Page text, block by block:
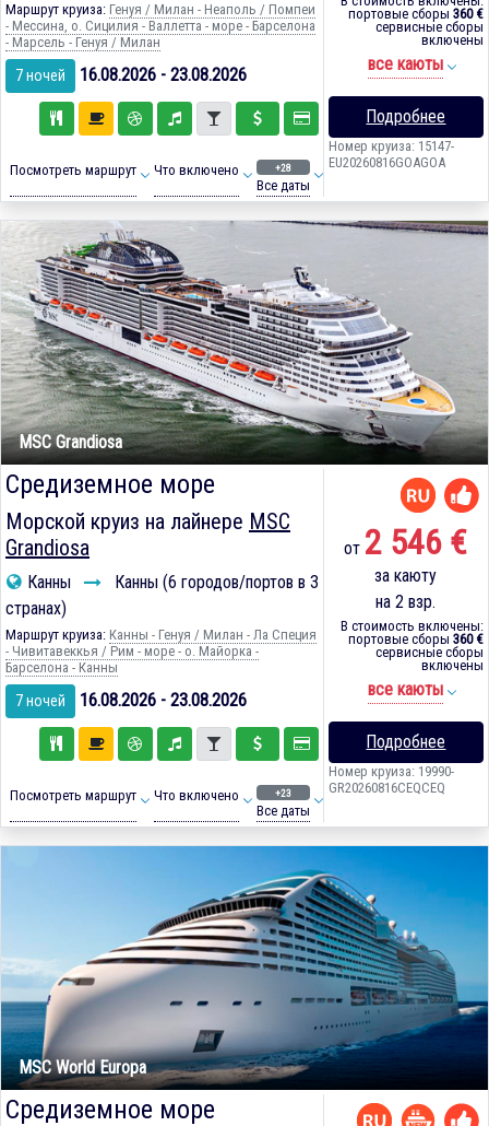
Маршрут круиза: Генуя / Милан - Неаполь / Помпеи
- Мессина, о. Сицилия - Валлетта - море - Барселона
- Марсель - Генуя / Милан
7 ночей 16.08.2026 - 23.08.2026
Посмотреть маршрут Что включено +28
Все даты
портовые сборы 360 €
сервисные сборы
включены
все каюты
Подробнее
Номер круиза: 15147-
EU20260816GOAGOA
MSC Grandiosa
Средиземное море
Морской круиз на лайнере MSC
Grandiosa
Канны
Канны (6 городов/портов в 3
странах)
Маршрут круиза: Канны - Генуя / Милан - Ла Специя
- Чивитавеккья / Рим - море - о. Майорка -
Барселона - Канны
7 ночей 16.08.2026 - 23.08.2026
Посмотреть маршрут Что включено +23
Все даты
от 2 546 €
за каюту
на 2 взр.
В стоимость включены:
портовые сборы 360 €
сервисные сборы
включены
все каюты
Подробнее
Номер круиза: 19990-
GR20260816CEQCEQ
MSC World Europa
Средиземное море